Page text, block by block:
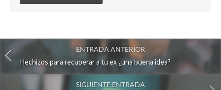
c
a
r
u
n
ENTRADA ANTERIOR
Hechizos para recuperar a tu ex ¿una buena idea?
SIGUIENTE ENTRADA